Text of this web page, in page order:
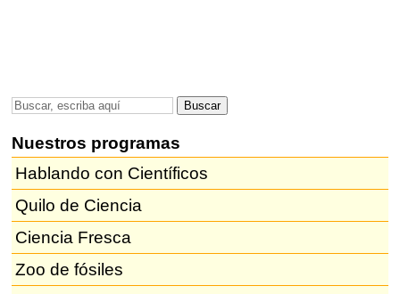
Nuestros programas
Hablando con Científicos
Quilo de Ciencia
Ciencia Fresca
Zoo de fósiles